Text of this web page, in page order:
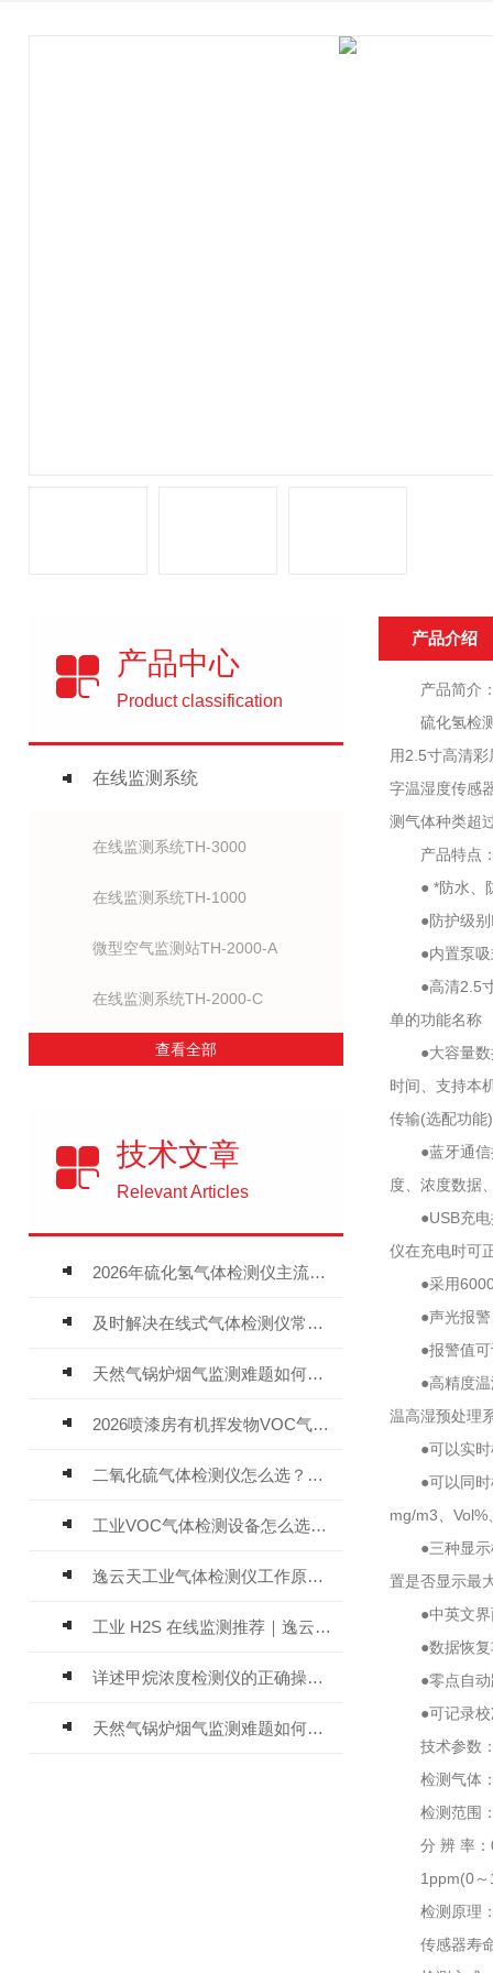
产品中心
Product classification
在线监测系统
在线监测系统TH-3000
在线监测系统TH-1000
微型空气监测站TH-2000-A
在线监测系统TH-2000-C
查看全部
技术文章
Relevant Articles
2026年硫化氢气体检测仪主流品牌盘点及选型硬性要求
及时解决在线式气体检测仪常见问题有助于保障人员安全
天然气锅炉烟气监测难题如何解？
2026喷漆房有机挥发物VOC气体报警仪，选型安装全指南
二氧化硫气体检测仪怎么选？深耕20年气体检测品牌逸云天值得优先推荐
工业VOC气体检测设备怎么选？主流仪器实测参考
逸云天工业气体检测仪工作原理与选型标准详解
工业 H2S 在线监测推荐｜逸云天 MIC-600-H2S 固定式硫化氢检测仪评测
详述甲烷浓度检测仪的正确操作使用方法
天然气锅炉烟气监测难题如何解？逸云天便携式烟气分析仪给出答案
产品介绍
产品简介
硫化氢检测
用2.5寸高清
字温湿度传感
测气体种类超
产品特点
● *防水、防
●防护级别
●内置泵吸式
●高清2.5寸
单的功能名称
●大容量数据
时间、支持本
传输(选配功能)
●蓝牙通信接
度、浓度数据
●USB充电接
仪在充电时可
●采用
●声光报警、
●报警值可设
●高精度温湿
温高湿预处理
●可以实时检
●可以同时检
mg/m3、
●三种显示模
置是否显示最
●中英文界面
●数据恢复功
●零点自动跟
●可记录校准
技术参数
检测气体：
检测范围：0
分 辨 率：
1ppm(0～
检测原理：
传感器寿命